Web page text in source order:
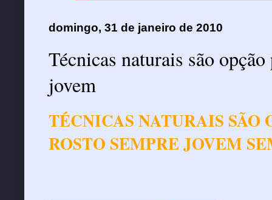
domingo, 31 de janeiro de 2010
Técnicas naturais são
jovem
TÉCNICAS NATURAIS SÃO
ROSTO SEMPRE JOVEM